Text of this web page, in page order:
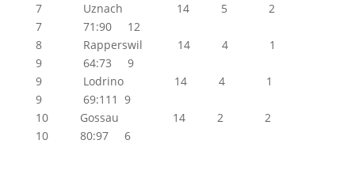
7 Uznach 14 5 2
7 71:90 12
8 Rapperswil 14 4 1
9 64:73 9
9 Lodrino 14 4 1
9 69:111 9
10 Gossau 14 2 2
10 80:97 6